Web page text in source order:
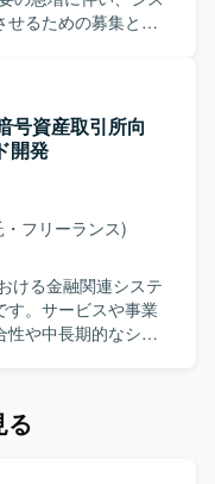
エンジニアとして
。 【開発環
はGoogle
Subなど）を利
Buffersを用い、
を採用しています。
Cloud Monitoring、
にはBigQueryと
ツールとして
Copilotなどを
などのツールと組
ます。
リーンアーキテクチ
Devin、Claude
ケーションツール:
せるための募集とな
スを担当していた
ロントエンド領域も
ックに基づく機能
。 本番環境のエラ
行っていただきま
ていただきます。
用やコンテナ化な
善に取り組んでい
術や未経験の領域に
て吸収できる方を歓
ベルの課題など、
号資産取引所向
開発
フリーランス)
ける金融関連システ
す。サービスや事業
性や中長期的なシス
ックエンドエンジ
る